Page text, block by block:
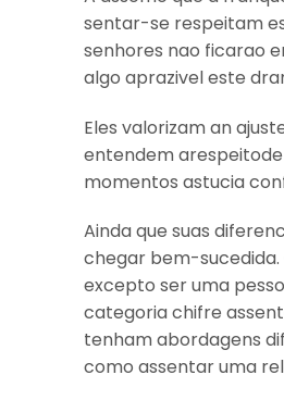
sentar-se respeitam
senhores nao ficarao
algo aprazivel este
Eles valorizam an
entendem
momentos astucia
Ainda que suas
chegar bem-
excepto ser uma
categoria chifre
tenham abordagens
como assentar uma